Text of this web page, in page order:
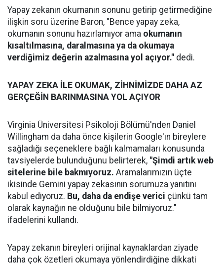
Yapay zekanın okumanın sonunu getirip getirmediğine
ilişkin soru üzerine Baron, "Bence yapay zeka,
okumanın sonunu hazırlamıyor ama okumanın
kısaltılmasına, daralmasına ya da okumaya
verdiğimiz değerin azalmasına yol açıyor." dedi.
YAPAY ZEKA İLE OKUMAK, ZİHNİMİZDE DAHA AZ
GERÇEĞİN BARINMASINA YOL AÇIYOR
Virginia Üniversitesi Psikoloji Bölümü'nden Daniel
Willingham da daha önce kişilerin Google'ın bireylere
sağladığı seçeneklere bağlı kalmamaları konusunda
tavsiyelerde bulunduğunu belirterek, "Şimdi artık web
sitelerine bile bakmıyoruz. Aramalarımızın üçte
ikisinde Gemini yapay zekasının sorumuza yanıtını
kabul ediyoruz. Bu, daha da endişe verici çünkü tam
olarak kaynağın ne olduğunu bile bilmiyoruz."
ifadelerini kullandı.
Yapay zekanın bireyleri orijinal kaynaklardan ziyade
daha çok özetleri okumaya yönlendirdiğine dikkati